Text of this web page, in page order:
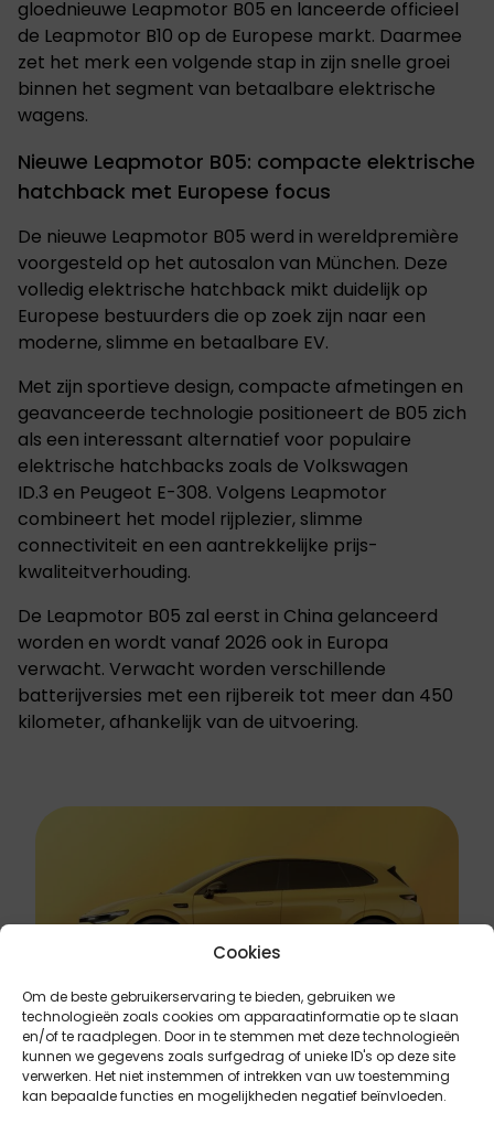
Cookies
Om de beste gebruikerservaring te bieden, gebruiken we
technologieën zoals cookies om apparaatinformatie op te slaan
en/of te raadplegen. Door in te stemmen met deze technologieën
kunnen we gegevens zoals surfgedrag of unieke ID's op deze site
verwerken. Het niet instemmen of intrekken van uw toestemming
kan bepaalde functies en mogelijkheden negatief beïnvloeden.
gloednieuwe Leapmotor B05 en lanceerde officieel
de Leapmotor B10 op de Europese markt. Daarmee
zet het merk een volgende stap in zijn snelle groei
binnen het segment van betaalbare elektrische
wagens.
Nieuwe Leapmotor B05: compacte elektrische
hatchback met Europese focus
De nieuwe Leapmotor B05 werd in wereldpremière
voorgesteld op het autosalon van München. Deze
volledig elektrische hatchback mikt duidelijk op
Europese bestuurders die op zoek zijn naar een
moderne, slimme en betaalbare EV.
Met zijn sportieve design, compacte afmetingen en
geavanceerde technologie positioneert de B05 zich
als een interessant alternatief voor populaire
elektrische hatchbacks zoals de Volkswagen
ID.3 en Peugeot E-308. Volgens Leapmotor
combineert het model rijplezier, slimme
connectiviteit en een aantrekkelijke prijs-
kwaliteitverhouding.
De Leapmotor B05 zal eerst in China gelanceerd
worden en wordt vanaf 2026 ook in Europa
verwacht. Verwacht worden verschillende
batterijversies met een rijbereik tot meer dan 450
kilometer, afhankelijk van de uitvoering.
Leapmotor B10 officieel gelanceerd in Europa